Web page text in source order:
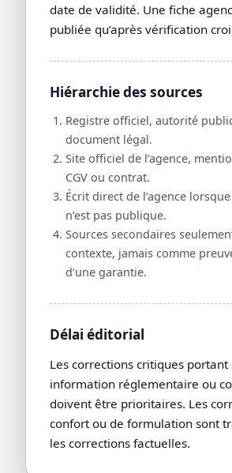
date de validité. Une fiche
publiée qu’après vérification
Hiérarchie des sources
Registre officiel, autorité
document légal.
Site officiel de l’agence,
CGV ou contrat.
Écrit direct de l’agence
n’est pas publique.
Sources secondaires
contexte, jamais comme
d’une garantie.
Délai éditorial
Les corrections critiques portant
information réglementaire ou
doivent être prioritaires. Les
confort ou de formulation sont
les corrections factuelles.